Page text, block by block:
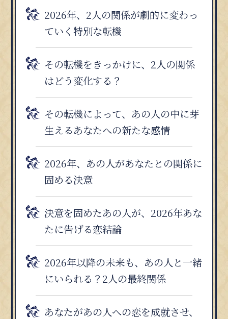
2026年、2人の関係が劇的に変わっ
ていく特別な転機
その転機をきっかけに、2人の関係
はどう変化する？
その転機によって、あの人の中に芽
生えるあなたへの新たな感情
2026年、あの人があなたとの関係に
固める決意
決意を固めたあの人が、2026年あな
たに告げる恋結論
2026年以降の未来も、あの人と一緒
にいられる？2人の最終関係
あなたがあの人への恋を成就させ、